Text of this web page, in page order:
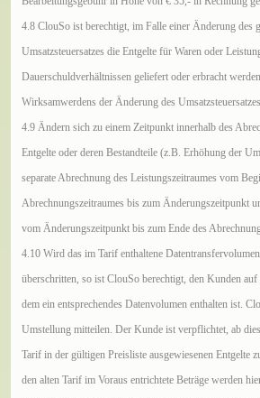
4.8 ClouSo ist berechtigt, im Falle einer Änderung des
Umsatzsteuersatzes die Entgelte für Waren oder
Dauerschuldverhältnissen geliefert oder erbracht
Wirksamwerdens der Änderung des
4.9 Ändern sich zu einem Zeitpunkt innerhalb des
Entgelte oder deren Bestandteile (z.B. Erhöhung der
separate Abrechnung des Leistungszeitraumes vom
Abrechnungszeitraumes bis zum Änderungszeitpunkt
vom Änderungszeitpunkt bis zum Ende des
4.10 Wird das im Tarif enthaltene
überschritten, so ist ClouSo berechtigt, den Kunden
dem ein entsprechendes Datenvolumen enthalten ist.
Umstellung mitteilen. Der Kunde ist verpflichtet, ab
Tarif in der gültigen Preisliste ausgewiesenen Entgelte
den alten Tarif im Voraus entrichtete Beträge werden